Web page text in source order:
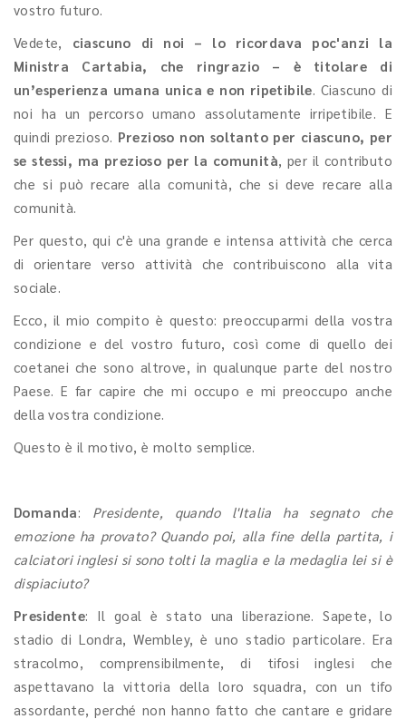
vostro futuro.
Vedete, ciascuno di noi – lo ricordava poc'anzi la
Ministra Cartabia, che ringrazio – è titolare di
un’esperienza umana unica e non ripetibile. Ciascuno di
noi ha un percorso umano assolutamente irripetibile. E
quindi prezioso. Prezioso non soltanto per ciascuno, per
se stessi, ma prezioso per la comunità, per il contributo
che si può recare alla comunità, che si deve recare alla
comunità.
Per questo, qui c'è una grande e intensa attività che cerca
di orientare verso attività che contribuiscono alla vita
sociale.
Ecco, il mio compito è questo: preoccuparmi della vostra
condizione e del vostro futuro, così come di quello dei
coetanei che sono altrove, in qualunque parte del nostro
Paese. E far capire che mi occupo e mi preoccupo anche
della vostra condizione.
Questo è il motivo, è molto semplice.
Domanda: Presidente, quando l'Italia ha segnato che
emozione ha provato? Quando poi, alla fine della partita, i
calciatori inglesi si sono tolti la maglia e la medaglia lei si è
dispiaciuto?
Presidente: Il goal è stato una liberazione. Sapete, lo
stadio di Londra, Wembley, è uno stadio particolare. Era
stracolmo, comprensibilmente, di tifosi inglesi che
aspettavano la vittoria della loro squadra, con un tifo
assordante, perché non hanno fatto che cantare e gridare